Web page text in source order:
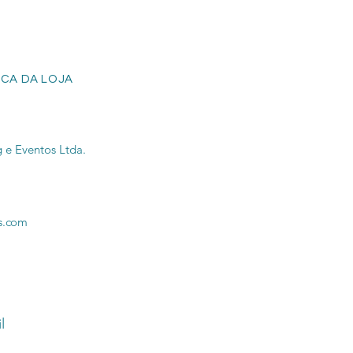
DA LOJA
Eventos Ltda.